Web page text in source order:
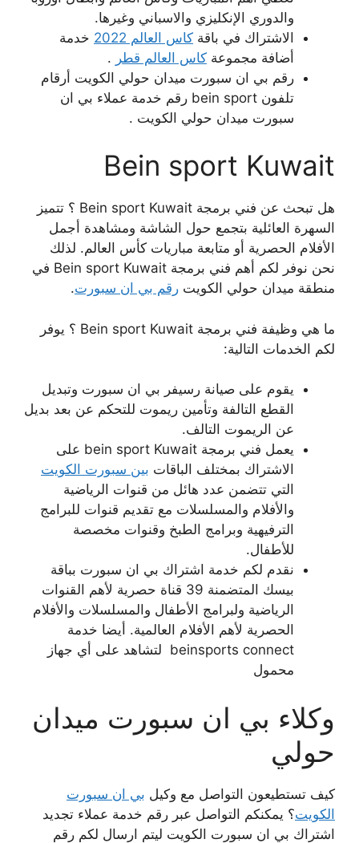
والدوري الإنكليزي والاسباني وغيرها.
الاشتراك في باقة كاس العالم 2022
خدمة
أضافة مجموعة كاس العالم قطر .
رقم بي ان سبورت ميدان حولي الكويت أرقام
تلفون bein sport رقم خدمة عملاء بي ان
سبورت ميدان حولي الكويت .
Bein sport Kuwait
هل تبحث عن فني برمجة Bein sport Kuwait ؟ تتميز
السهرة العائلية بتجمع حول الشاشة ومشاهدة أجمل
الأفلام الحصرية أو متابعة مباريات كأس العالم. لذلك
نحن نوفر لكم أهم فني برمجة Bein sport Kuwait في
منطقة ميدان حولي الكويت رقم بي ان سبورت.
ما هي وظيفة فني برمجة Bein sport Kuwait ؟ يوفر
لكم الخدمات التالية:
يقوم على صيانة رسيفر بي ان سبورت وتبديل
القطع التالفة وتأمين ريموت للتحكم عن بعد بديل
عن الريموت التالف.
يعمل فني برمجة bein sport Kuwait على
الاشتراك بمختلف الباقات بين سبورت الكويت
التي تتضمن عدد هائل من قنوات الرياضية
والأفلام والمسلسلات مع تقديم قنوات للبرامج
الترفيهية وبرامج الطبخ وقنوات مخصصة
للأطفال.
نقدم لكم خدمة اشتراك بي ان سبورت بباقة
بيسك المتضمنة 39 قناة حصرية لأهم القنوات
الرياضية ولبرامج الأطفال والمسلسلات والأفلام
الحصرية لأهم الأفلام العالمية. أيضا خدمة
beinsports connect لتشاهد على أي جهاز
محمول
وكلاء بي ان سبورت ميدان
حولي
كيف تستطيعون التواصل مع وكيل بي ان سبورت
الكويت؟ يمكنكم التواصل عبر رقم خدمة عملاء تجديد
اشتراك بي ان سبورت الكويت ليتم ارسال لكم رقم